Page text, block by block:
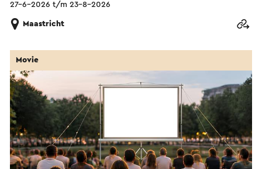
27-6-2026 t/m 23-8-2026
Maastricht
Movie